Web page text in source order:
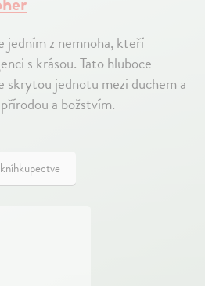
z nemnoha, kteří
s krásou. Tato hluboce
skrytou jednotu mezi duchem a
a božstvím.